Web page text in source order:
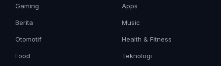
Gaming
Berita
Otomotif
Apps
Music
Health & Fitness
Food Teknologi